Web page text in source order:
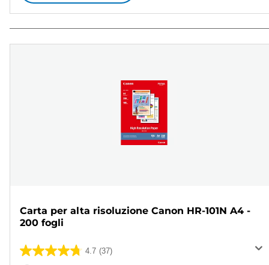
Carta per alta risoluzione Canon HR-101N A4 -
200 fogli
4.7 (37)
4.7